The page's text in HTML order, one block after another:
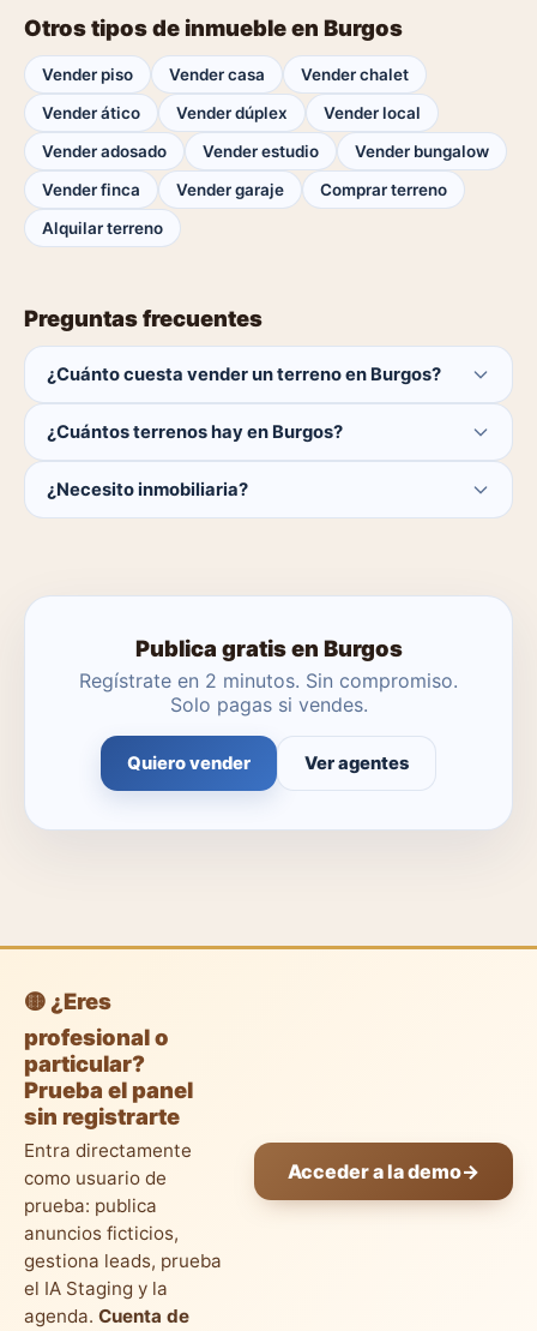
Otros tipos de inmueble en Burgos
Vender piso Vender casa
Vender chalet
Vender ático
Vender dúplex
Vender local
Vender adosado
Vender estudio
Vender bungalow
Vender finca
Vender garaje
Comprar terreno
Alquilar terreno
Preguntas frecuentes
¿Cuánto cuesta vender un terreno en Burgos?
cierra la venta.
¿Cuántos terrenos hay en Burgos?
catálogo se actualiza a diario.
¿Necesito inmobiliaria?
Publica gratis en Burgos
Regístrate en 2 minutos. Sin compromiso.
Solo pagas si vendes.
Quiero vender Ver agentes
🟡 ¿Eres
profesional o
particular?
Prueba el panel
sin registrarte
Entra directamente
como usuario de
prueba: publica
anuncios ficticios,
gestiona leads, prueba
el IA Staging y la
agenda. Cuenta de
Acceder a la demo→